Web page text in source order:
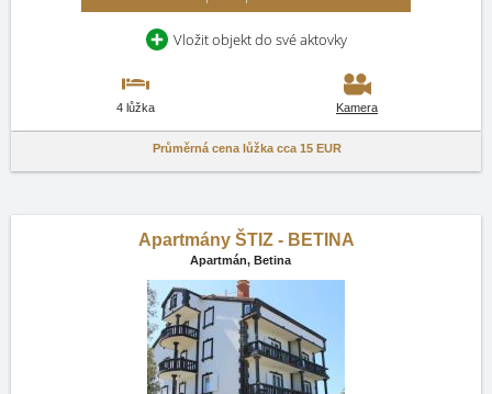
Vložit objekt do své aktovky
4 lůžka Kamera
Průměrná cena lůžka cca 15 EUR
Apartmány ŠTIZ - BETINA
Apartmán, Betina